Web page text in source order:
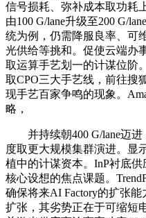
信号损耗、弥补成本取功耗
由100 G/lane升级至200 G/
统为例，仍需降服良率、可
光供给等挑和。促使云端办
取运算手艺划一的计谋位阶
取CPO三大手艺线，前往搜
现手艺百家争鸣的现象。
略，
并持续朝400 G/lane迈进
度取更大规模集群演进。显
植中的计谋资本。InP衬底
核心设想的焦点课题。
确保将来AI Factory的扩张
扩张，其劣势正在于可缩短